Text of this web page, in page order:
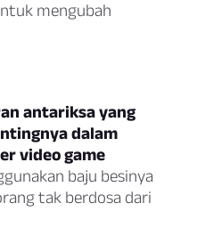
mengubah
antariksa yang
dalam
video game
baju besinya
tak berdosa dari